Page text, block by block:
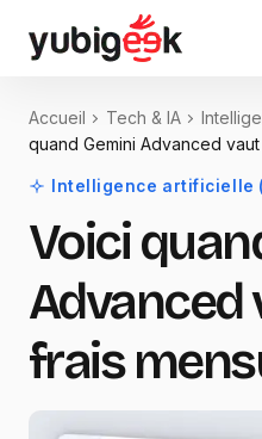
Accueil Tech & IA
quand Gemini Advanced
Intelligence artificielle
Voici
Advanced
frais